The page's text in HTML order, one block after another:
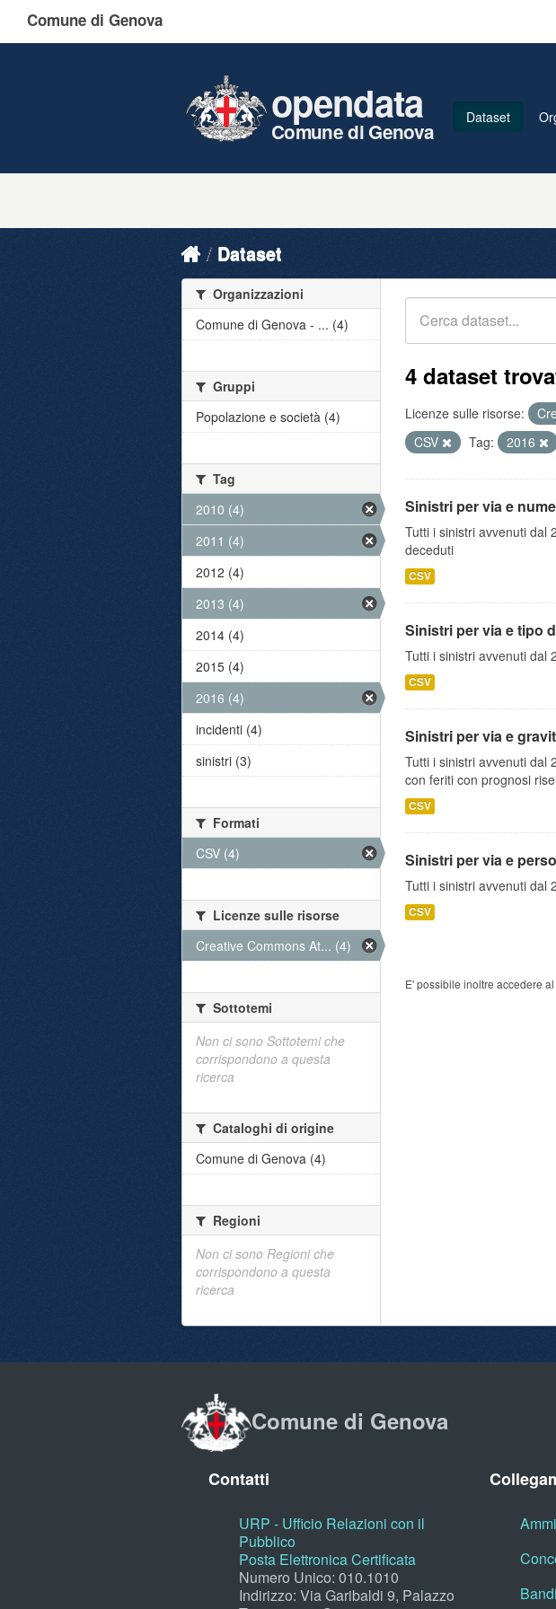
Comune di Genova
opendata
Comune di Genova
Dataset
Dataset
4 dataset
Licenze sulle risorse:
CSV
Tag: 2016
Sinistri per via e
Tutti i sinistri avvenuti dal
deceduti
CSV
Sinistri per via e tipo
Tutti i sinistri avvenuti dal
CSV
Sinistri per via e
Tutti i sinistri avvenuti dal
con feriti con prognosi
CSV
Sinistri per via e
Tutti i sinistri avvenuti dal
CSV
E' possibile inoltre accedere
Organizzazioni
Comune di Genova - ... (4)
Gruppi
Popolazione e società (4)
Tag
2010 (4)
2011 (4)
2012 (4)
2013 (4)
2014 (4)
2015 (4)
2016 (4)
incidenti (4)
sinistri (3)
Formati
CSV (4)
Licenze sulle risorse
Creative Commons At... (4)
Sottotemi
Non ci sono Sottotemi che
corrispondono a questa
ricerca
Cataloghi di origine
Comune di Genova (4)
Regioni
Non ci sono Regioni che
corrispondono a questa
ricerca
Comune di Genova
Contatti
URP - Ufficio Relazioni con il
Pubblico
Posta Elettronica Certificata
Numero Unico: 010.1010
Indirizzo: Via Garibaldi 9, Palazzo